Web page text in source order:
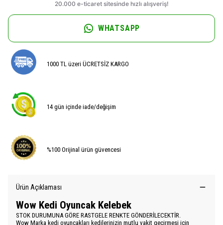
WHATSAPP
1000 TL üzeri ÜCRETSİZ KARGO
14 gün içinde iade/değişim
%100 Orijinal ürün güvencesi
Ürün Açıklaması
Wow Kedi Oyuncak Kelebek
STOK DURUMUNA GÖRE RASTGELE RENKTE GÖNDERİLECEKTİR.
Wow Marka kedi oyuncakları kedilerinizin mutlu vakit geçirmesi için